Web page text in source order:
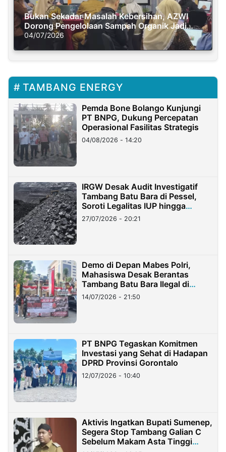
Bukan Sekadar Masalah Kebersihan, AZWI
Dorong Pengelolaan Sampah Organik Jadi
Solusi Krisis Iklim
04/07/2026
TAMBANG ENERGY
Pemda Bone Bolango Kunjungi
PT BNPG, Dukung Percepatan
Operasional Fasilitas Strategis
04/08/2026 - 14:20
IRGW Desak Audit Investigatif
Tambang Batu Bara di Pessel,
Soroti Legalitas IUP hingga
Stockpile
27/07/2026 - 20:21
Demo di Depan Mabes Polri,
Mahasiswa Desak Berantas
Tambang Batu Bara Ilegal di
Lampung
14/07/2026 - 21:50
PT BNPG Tegaskan Komitmen
Investasi yang Sehat di Hadapan
DPRD Provinsi Gorontalo
12/07/2026 - 10:40
Aktivis Ingatkan Bupati Sumenep,
Segera Stop Tambang Galian C
Sebelum Makam Asta Tinggi